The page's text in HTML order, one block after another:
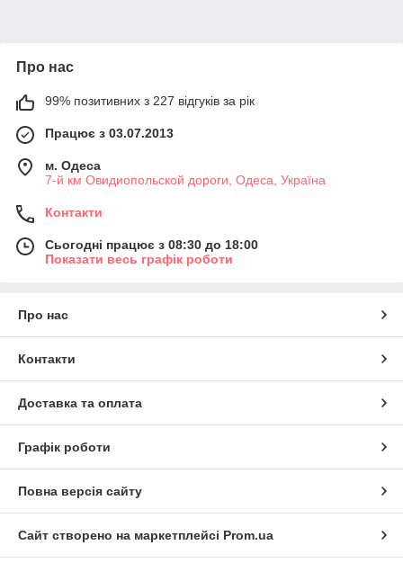
Про нас
99% позитивних з 227 відгуків за рік
Працює з 03.07.2013
м. Одеса
7-й км Овидиопольской дороги, Одеса, Україна
Контакти
Сьогодні працює з 08:30 до 18:00
Показати весь графік роботи
Про нас
Контакти
Доставка та оплата
Графік роботи
Повна версія сайту
Сайт створено на маркетплейсі Prom.ua